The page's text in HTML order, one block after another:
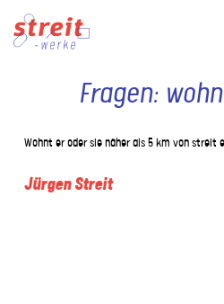
content
Fragen:
Wohnt er oder sie näher als 5 km von streit
Jürgen Streit